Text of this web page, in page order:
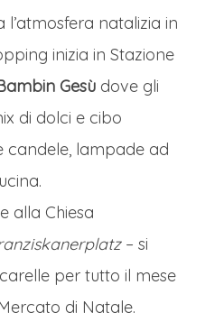
uno degli edifici
d'Europa.
e, se il tempo lo
torre per una vista
città. Proprio in
ha luogo un
noto per i suoi
e le sue specialità
Da assaggiare il vin
e qualche dolce
l’atmosfera natalizia in
inizia in Stazione
Gesù dove gli
di dolci e cibo
candele, lampade ad
alla Chiesa
– si
per tutto il mese
di Natale.